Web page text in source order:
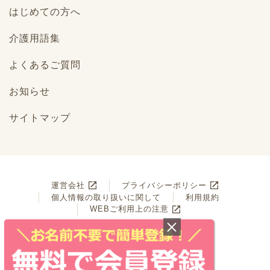
はじめての方へ
介護用語集
よくあるご質問
お知らせ
サイトマップ
運営会社
プライバシーポリシー
個人情報の取り扱いに関して
利用規約
WEBご利用上の注意